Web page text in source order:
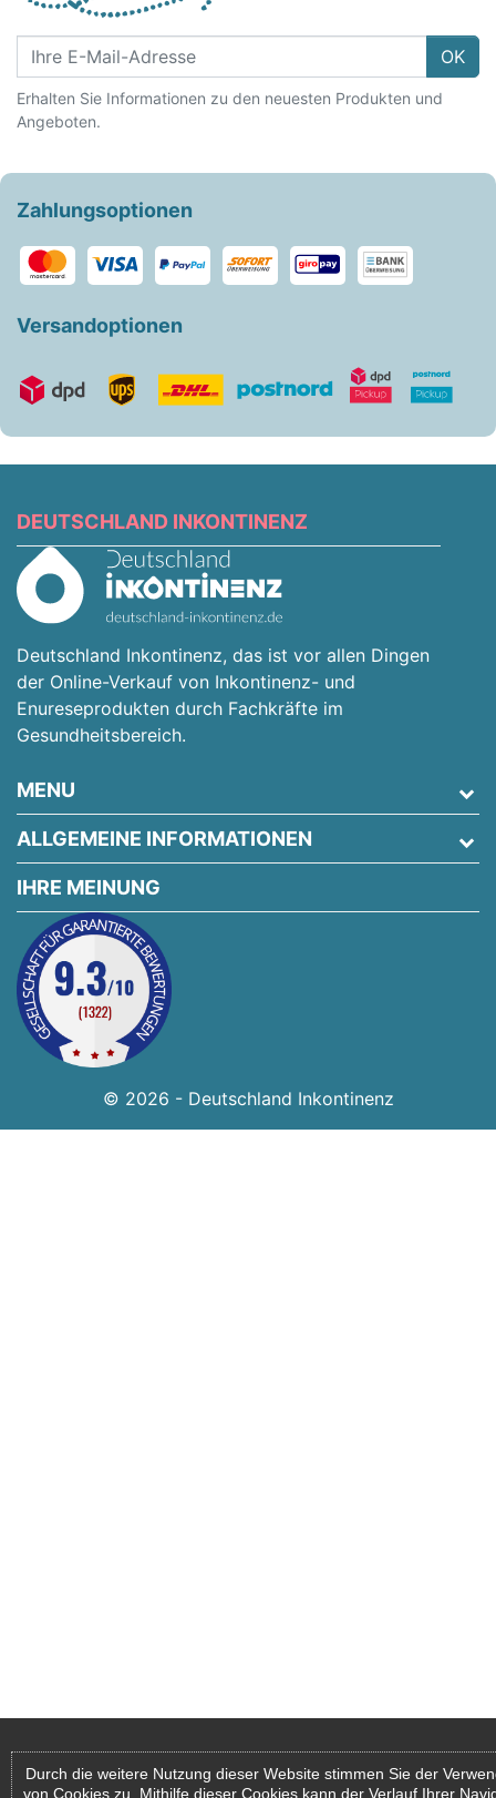
OK
Erhalten Sie Informationen zu den neuesten Produkten und
Angeboten.
Zahlungsoptionen
Versandoptionen
DEUTSCHLAND INKONTINENZ
Deutschland Inkontinenz, das ist vor allen Dingen
der Online-Verkauf von Inkontinenz- und
Enureseprodukten durch Fachkräfte im
Gesundheitsbereich.
MENU
ALLGEMEINE INFORMATIONEN
Durch die weitere Nutzung dieser Website stimmen Sie der
von Cookies zu. Mithilfe dieser Cookies kann der Verlauf Ihrer
IHRE MEINUNG
© 2026 - Deutschland Inkontinenz